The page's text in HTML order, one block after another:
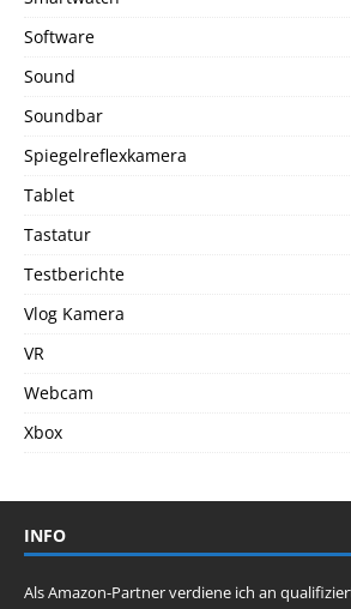
Software
Sound
Soundbar
Spiegelreflexkamera
Tablet
Tastatur
Testberichte
Vlog Kamera
VR
Webcam
Xbox
INFO
Als Amazon-Partner verdiene ich an